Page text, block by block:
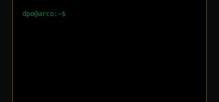
dpo@arco:~$